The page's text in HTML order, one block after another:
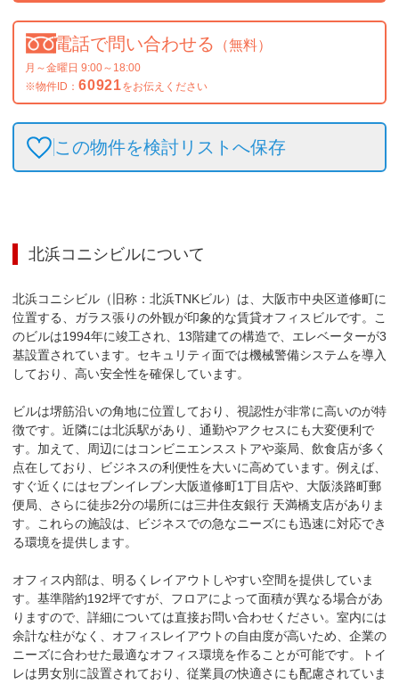
電話で問い合わせる （無料）
月～金曜日 9:00～18:00
※物件ID： 60921をお伝えください
この物件を検討リストへ保存
北浜コニシビルについて
北浜コニシビル（旧称：北浜TNKビル）は、大阪市中央区道修町に
位置する、ガラス張りの外観が印象的な賃貸オフィスビルです。こ
のビルは1994年に竣工され、13階建ての構造で、エレベーターが3
基設置されています。セキュリティ面では機械警備システムを導入
しており、高い安全性を確保しています。
ビルは堺筋沿いの角地に位置しており、視認性が非常に高いのが特
徴です。近隣には北浜駅があり、通勤やアクセスにも大変便利で
す。加えて、周辺にはコンビニエンスストアや薬局、飲食店が多く
点在しており、ビジネスの利便性を大いに高めています。例えば、
すぐ近くにはセブンイレブン大阪道修町1丁目店や、大阪淡路町郵
便局、さらに徒歩2分の場所には三井住友銀行 天満橋支店がありま
す。これらの施設は、ビジネスでの急なニーズにも迅速に対応でき
る環境を提供します。
オフィス内部は、明るくレイアウトしやすい空間を提供していま
す。基準階約192坪ですが、フロアによって面積が異なる場合があ
りますので、詳細については直接お問い合わせください。室内には
余計な柱がなく、オフィスレイアウトの自由度が高いため、企業の
ニーズに合わせた最適なオフィス環境を作ることが可能です。トイ
レは男女別に設置されており、従業員の快適さにも配慮されていま